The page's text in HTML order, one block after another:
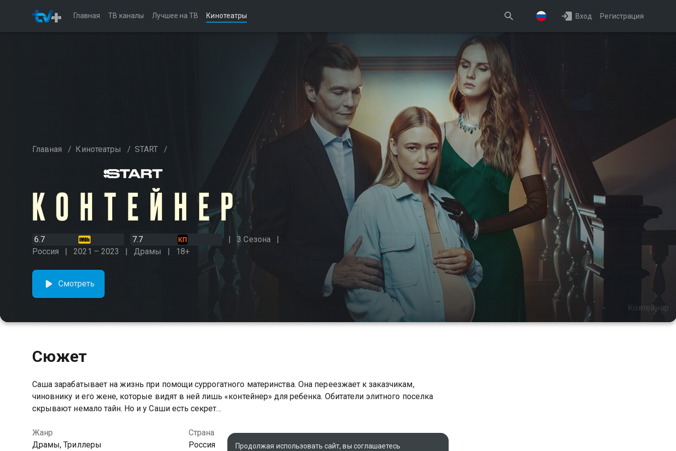
Главная ТВ каналы Лучшее на ТВ Кинотеатры Вход Регистрация
Главная / Кинотеатры / START /
6.7 7.7
3 Сезона
Россия
2021 – 2023 Драмы 18+
Контейнер
Смотреть
Сюжет
Саша зарабатывает на жизнь при помощи суррогатного материнства. Она переезжает к заказчикам,
чиновнику и его жене, которые видят в ней лишь «контейнер» для ребенка. Обитатели элитного поселка
скрывают немало тайн. Но и у Саши есть секрет…
Жанр
Драмы, Триллеры
Страна
Россия
Продолжая использовать сайт, вы соглашаетесь